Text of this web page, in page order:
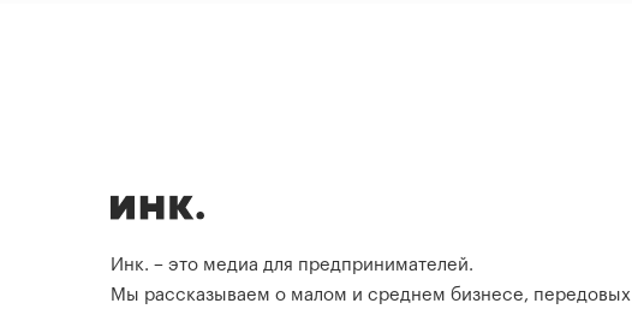
Инк. – это медиа для предпринимателей.
Мы рассказываем о малом и среднем бизнесе, передовых